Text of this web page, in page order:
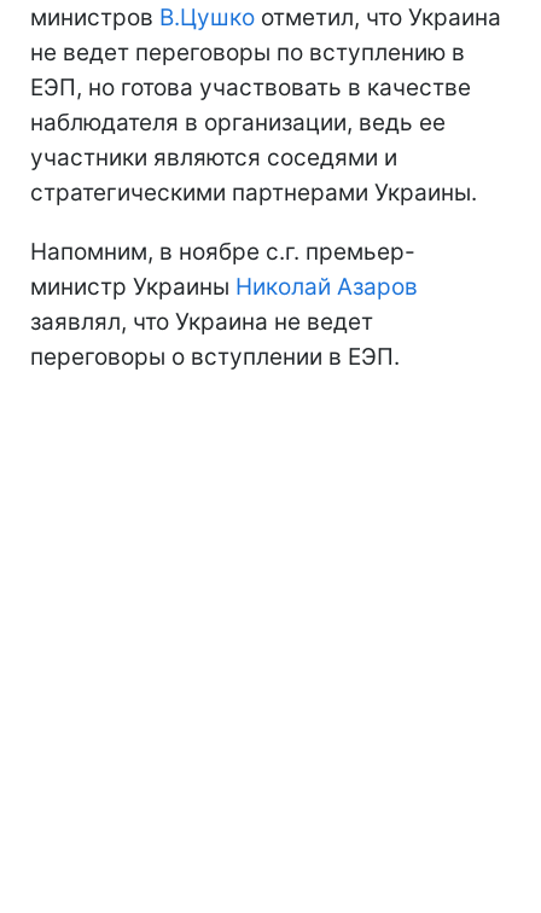
министров В.Цушко отметил, что Украина
не ведет переговоры по вступлению в
ЕЭП, но готова участвовать в качестве
наблюдателя в организации, ведь ее
участники являются соседями и
стратегическими партнерами Украины.
Напомним, в ноябре с.г. премьер-
министр Украины Николай Азаров
заявлял, что Украина не ведет
переговоры о вступлении в ЕЭП.